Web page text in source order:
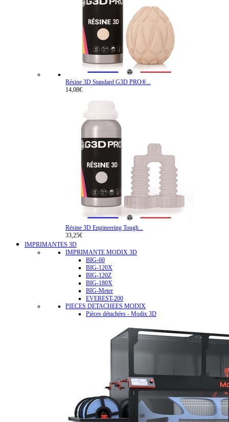
Résine 3D Standard G3D PRO®...
14,08€
Résine 3D Engineering Tough...
33,25€
IMPRIMANTES 3D
IMPRIMANTE MODIX 3D
BIG-60
BIG-120X
BIG-120Z
BIG-180X
BIG-Meter
EVEREST-200
PIECES DETACHEES MODIX
Pièces détachées - Modix 3D